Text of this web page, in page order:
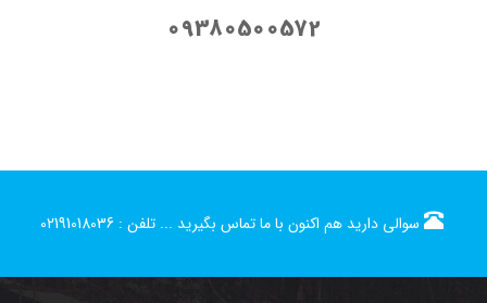
09380500572
سوالی دارید هم اکنون با ما تماس بگیرید ... تلفن : 02191018036